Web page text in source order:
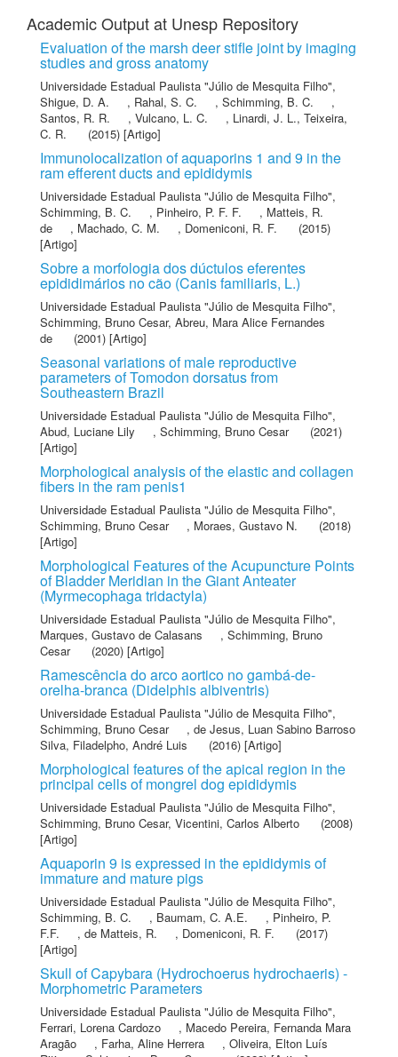
Academic Output at Unesp Repository
Evaluation of the marsh deer stifle joint by imaging
studies and gross anatomy
Universidade Estadual Paulista "Júlio de Mesquita Filho",
Shigue, D. A.
, Rahal, S. C. , Schimming, B. C.
,
Santos, R. R.
, Vulcano, L. C. , Linardi, J. L., Teixeira,
C. R.
(2015) [Artigo]
Immunolocalization of aquaporins 1 and 9 in the
ram efferent ducts and epididymis
Universidade Estadual Paulista "Júlio de Mesquita Filho",
Schimming, B. C.
, Pinheiro, P. F. F. , Matteis, R.
de
, Machado, C. M. , Domeniconi, R. F.
(2015)
[Artigo]
Sobre a morfologia dos dúctulos eferentes
epididimários no cão (Canis familiaris, L.)
Universidade Estadual Paulista "Júlio de Mesquita Filho",
Schimming, Bruno Cesar, Abreu, Mara Alice Fernandes
de
(2001) [Artigo]
Seasonal variations of male reproductive
parameters of Tomodon dorsatus from
Southeastern Brazil
Universidade Estadual Paulista "Júlio de Mesquita Filho",
Abud, Luciane Lily
, Schimming, Bruno Cesar
(2021)
[Artigo]
Morphological analysis of the elastic and collagen
fibers in the ram penis1
Universidade Estadual Paulista "Júlio de Mesquita Filho",
Schimming, Bruno Cesar
, Moraes, Gustavo N.
(2018)
[Artigo]
Morphological Features of the Acupuncture Points
of Bladder Meridian in the Giant Anteater
(Myrmecophaga tridactyla)
Universidade Estadual Paulista "Júlio de Mesquita Filho",
Marques, Gustavo de Calasans
, Schimming, Bruno
Cesar
(2020) [Artigo]
Ramescência do arco aortico no gambá-de-
orelha-branca (Didelphis albiventris)
Universidade Estadual Paulista "Júlio de Mesquita Filho",
Schimming, Bruno Cesar
, de Jesus, Luan Sabino Barroso
Silva, Filadelpho, André Luis (2016) [Artigo]
Morphological features of the apical region in the
principal cells of mongrel dog epididymis
Universidade Estadual Paulista "Júlio de Mesquita Filho",
Schimming, Bruno Cesar, Vicentini, Carlos Alberto
(2008)
[Artigo]
Aquaporin 9 is expressed in the epididymis of
immature and mature pigs
Universidade Estadual Paulista "Júlio de Mesquita Filho",
Schimming, B. C.
, Baumam, C. A.E. , Pinheiro, P.
F.F.
, de Matteis, R. , Domeniconi, R. F.
(2017)
[Artigo]
Skull of Capybara (Hydrochoerus hydrochaeris) -
Morphometric Parameters
Universidade Estadual Paulista "Júlio de Mesquita Filho",
Ferrari, Lorena Cardozo
, Macedo Pereira, Fernanda Mara
Aragão
, Farha, Aline Herrera , Oliveira, Elton Luís